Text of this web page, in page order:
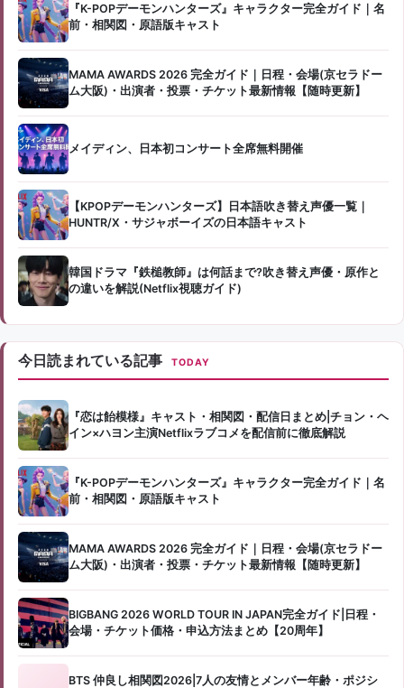
『K-POPデーモンハンターズ』キャラクター完全ガイド｜名
前・相関図・原語版キャスト
MAMA AWARDS 2026 完全ガイド｜日程・会場(京セラドー
ム大阪)・出演者・投票・チケット最新情報【随時更新】
メイディン、日本初コンサート全席無料開催
【KPOPデーモンハンターズ】日本語吹き替え声優一覧｜
HUNTR/X・サジャボーイズの日本語キャスト
韓国ドラマ『鉄槌教師』は何話まで?吹き替え声優・原作と
の違いを解説(Netflix視聴ガイド)
今日読まれている記事 TODAY
『恋は飴模様』キャスト・相関図・配信日まとめ|チョン・ヘ
イン×ハヨン主演Netflixラブコメを配信前に徹底解説
『K-POPデーモンハンターズ』キャラクター完全ガイド｜名
前・相関図・原語版キャスト
MAMA AWARDS 2026 完全ガイド｜日程・会場(京セラドー
ム大阪)・出演者・投票・チケット最新情報【随時更新】
BIGBANG 2026 WORLD TOUR IN JAPAN完全ガイド|日程・
会場・チケット価格・申込方法まとめ【20周年】
BTS 仲良し相関図2026|7人の友情とメンバー年齢・ポジシ